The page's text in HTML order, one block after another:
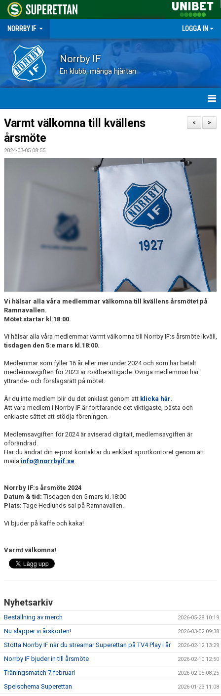
NORRBY IF LOGGA IN
Norrby IF
En klubb, många hjärtan
HEM
NYHETER
FÖRENINGEN
NÄRA NORRBY
>
<
Varmt välkomna till kvällens
årsmöte
2024-03-05 08:55
Vi hälsar alla våra medlemmar välkomna till kvällens årsmötet på
Ramnavallen.
Mötet startar kl.18:00.
Vi hälsar alla våra medlemmar varmt välkomna till Norrby IF:s årsmöte ikväll,
tisdagen den 5:e mars kl.18:00.
Medlemmar som fyller 16 år eller mer under 2024 och som har betalt
medlemsavgiften för 2023 är röstberättigade. Övriga medlemmar har
yttrande- och förslagsrätt på mötet.
Är du inte medlem blir du det enklast genom att klicka här.
Att vara medlem i Norrby IF är fortfarande det viktigaste, bästa och
enklaste sättet att stödja föreningen.
Medlemsavgiften för 2024 är aviserad digitalt, medlemsavgiften är
oförändrad.
Har du ändrat din e-post kontaktar du enklast sportkontoret genom att
maila info@norrbyif.se.
Norrby IF:s årsmöte 2024
Datum & tid:Tisdagen den 5 mars kl.18:00
Plats: Tage Hedlunds sal på Ramnavallen.
Vi bjuder på kaffe och kaka!
Varmt välkomna!
Nyhetsarkiv
Beställning av merch 2026-05-28 10:19
Nu släpper vi årskorten! 2026-03-02 09:38
Stötta Norrby IF när du streamar Superettan på TV4 Play i år 2026-02-12 13:29
Norrby IF bjuder in till årsmöte 2026-02-10 12:50
Träningsmatch 7 februari 2026-02-05 08:25
Spelschema Superettan 2026-01-23 11:08